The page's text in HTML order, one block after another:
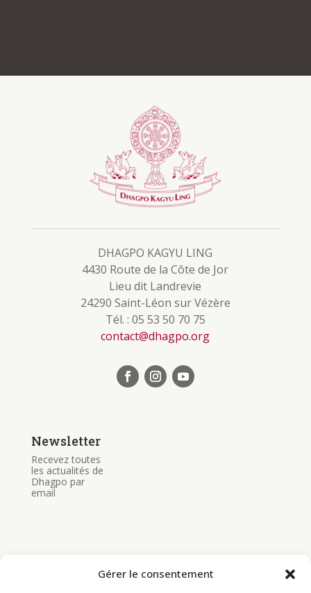
Gérer le consentement
DHAGPO KAGYU LING
4430 Route de la Côte de Jor
Lieu dit Landrevie
24290 Saint-Léon sur Vézère
Tél. : 05 53 50 70 75
contact@dhagpo.org
Newsletter
Recevez toutes
les actualités de
Dhagpo par
email